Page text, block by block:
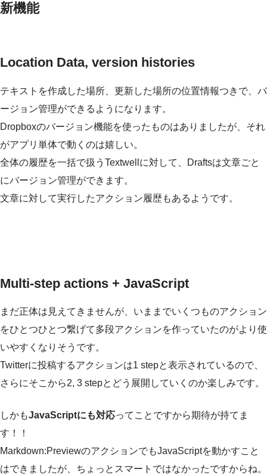
新機能
Location Data, version histories
テキストを作成した場所、更新した場所の位置情報つきで、バ
ージョン管理ができるようになります。
Dropboxのバージョン機能を使ったものはありましたが、それ
がアプリ単体で動くのは嬉しい。
全体の履歴を一括で扱うTextwellに対して、Draftsは文章ごと
にバージョン管理ができます。
文章に対して実行したアクション履歴もあるようです。
Multi-step actions + JavaScript
まだ正体は見えてきませんが、いままでいくつものアクション
をひとつひとつ繋げて多段アクションを作っていたのがより使
いやすくなりそうです。
Twitterに投稿するアクションは1 stepと表示されているので、
さらにそこから2, 3 stepとどう展開していくのか楽しみです。
しかもJavaScriptにも対応ってことですから期待が持てま
す！！
Markdown:PreviewのアクションでもJavaScriptを動かすこと
はできましたが、ちょっとスマートではなかったですからね。